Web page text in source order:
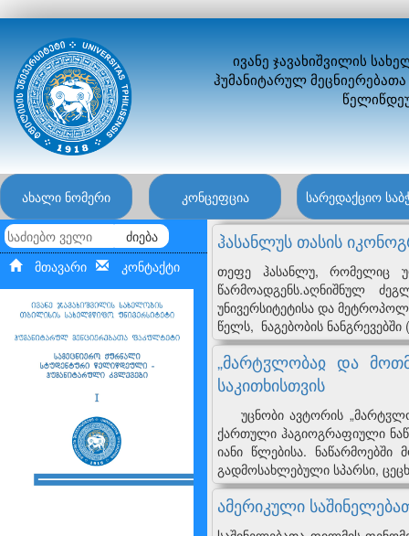
ივანე ჯავახიშვილის
ჰუმანიტარულ
ახალი ნომერი კონცეფცია სარედაქციო
ძიება
მთავარი კონტაქტი
ჰასანლუს თასის
თეფე ჰასანლუ, რომელიც
წარმოადგენს.აღნიშნულ
უნივერსიტეტისა და
წელს, ნაგებობის
„მარტჳლობაჲ და
საკითხისთვის
უცნობი ავტორის
ქართული ჰაგიოგრაფიული
იანი წლებისა.
გადმოსახლებული სპარსი,
ამერიკული